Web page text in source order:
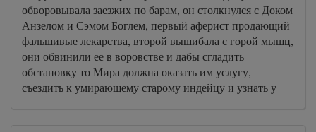
обворовывала заезжих по барам, он столкнулся с Доком
Анзелом и Сэмом Боглем, первый аферист продающий
фальшивые лекарства, второй вышибала с горой мышц,
они обвинили ее в воровстве и дабы сгладить
обстановку то Мира должна оказать им услугу,
съездить к умирающему старому индейцу и узнать у